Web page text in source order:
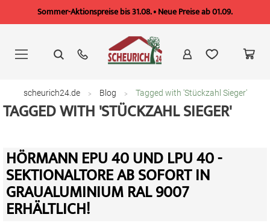
Sommer-Aktionspreise bis 31.08. • Neue Preise ab 01.09.
springen
scheurich24.de Blog Tagged with 'Stückzahl Sieger'
TAGGED WITH 'STÜCKZAHL SIEGER'
HÖRMANN EPU 40 UND LPU 40 -
SEKTIONALTORE AB SOFORT IN
GRAUALUMINIUM RAL 9007
ERHÄLTLICH!